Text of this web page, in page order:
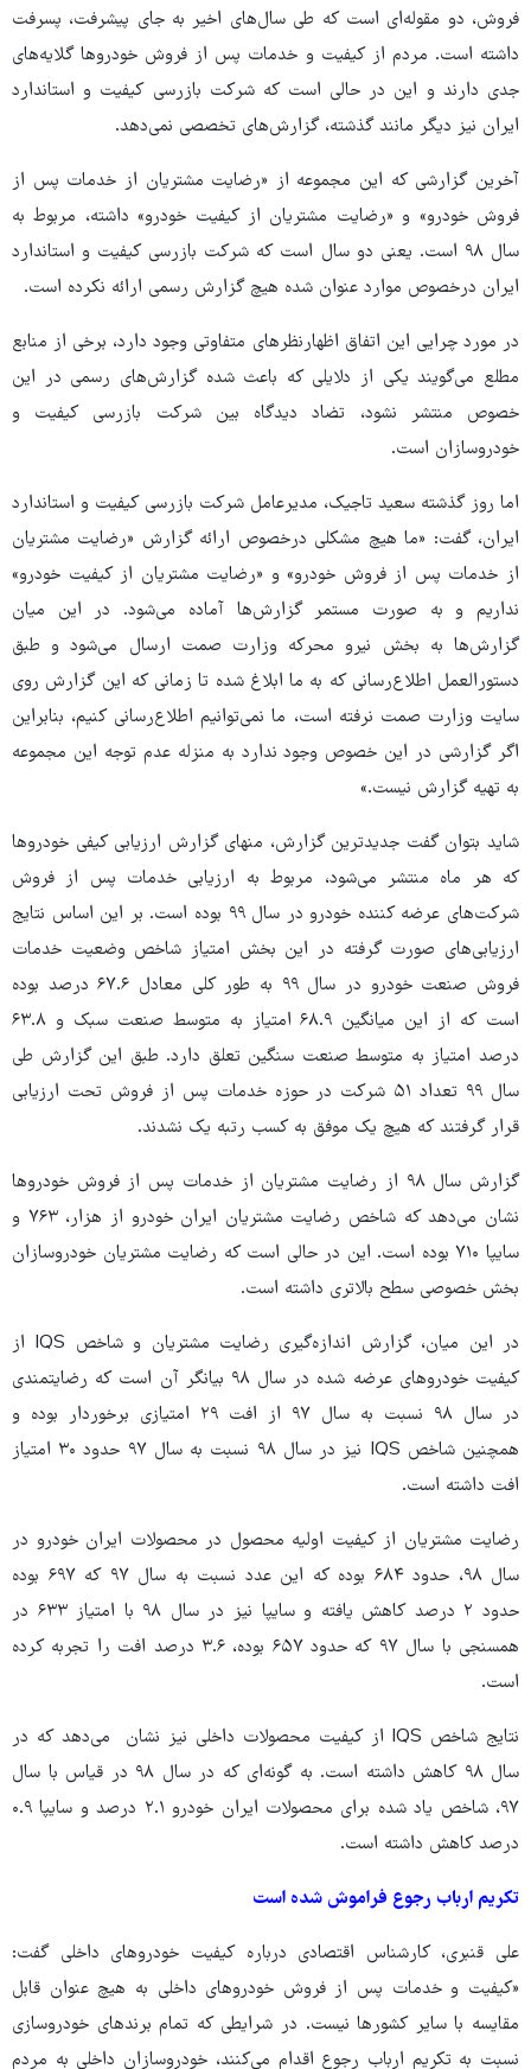
فروش، دو مقوله‌ای است که طی سال‌های اخیر به جای پیشرفت، پسرفت
داشته است. مردم از کیفیت و خدمات پس از فروش خودروها گلایه‌های
جدی دارند و این در حالی است که شرکت بازرسی کیفیت و استاندارد
ایران نیز دیگر مانند گذشته، گزارش‌های تخصصی نمی‌دهد.
آخرین گزارشی که این مجموعه از «رضایت مشتریان از خدمات پس از
فروش خودرو» و «رضایت مشتریان از کیفیت خودرو» داشته، مربوط به
سال ۹۸ است. یعنی دو سال است که شرکت بازرسی کیفیت و استاندارد
ایران درخصوص موارد عنوان شده هیچ گزارش رسمی ارائه نکرده است.
در مورد چرایی این اتفاق اظهارنظرهای متفاوتی وجود دارد، برخی از منابع
مطلع می‌گویند یکی از دلایلی که باعث شده گزارش‌های رسمی در این
خصوص منتشر نشود، تضاد دیدگاه بین شرکت بازرسی کیفیت و
خودروسازان است.
اما روز گذشته سعید تاجیک، مدیرعامل شرکت بازرسی کیفیت و استاندارد
ایران، گفت: «ما هیچ مشکلی درخصوص ارائه گزارش «رضایت مشتریان
از خدمات پس از فروش خودرو» و «رضایت مشتریان از کیفیت خودرو»
نداریم و به صورت مستمر گزارش‌ها آماده می‌شود. در این میان
گزارش‌ها به بخش نیرو محرکه وزارت صمت ارسال می‌شود و طبق
دستورالعمل اطلاع‌رسانی که به ما ابلاغ شده تا زمانی که این گزارش روی
سایت وزارت صمت نرفته است، ما نمی‌توانیم اطلاع‌رسانی کنیم، بنابراین
اگر گزارشی در این خصوص وجود ندارد به منزله عدم توجه این مجموعه
به تهیه گزارش نیست.»
شاید بتوان گفت جدیدترین گزارش، منهای گزارش ارزیابی کیفی خودروها
که هر ماه منتشر می‌شود، مربوط به ارزیابی خدمات پس از فروش
شرکت‌های عرضه کننده خودرو در سال ۹۹ بوده است. بر این اساس نتایج
ارزیابی‌های صورت گرفته در این بخش امتیاز شاخص وضعیت خدمات
فروش صنعت خودرو در سال ۹۹ به طور کلی معادل ۶۷.۶ درصد بوده
است که از این میانگین ۶۸.۹ امتیاز به متوسط صنعت سبک و ۶۳.۸
درصد امتیاز به متوسط صنعت سنگین تعلق دارد. طبق این گزارش طی
سال ۹۹ تعداد ۵۱ شرکت در حوزه خدمات پس از فروش تحت ارزیابی
قرار گرفتند که هیچ یک موفق به کسب رتبه یک نشدند.
گزارش سال ۹۸ از رضایت مشتریان از خدمات پس از فروش خودروها
نشان می‌دهد که شاخص رضایت مشتریان ایران خودرو از هزار، ۷۶۳ و
سایپا ۷۱۰ بوده است. این در حالی است که رضایت مشتریان خودروسازان
بخش خصوصی سطح بالاتری داشته است.
در این میان، گزارش اندازه‌گیری رضایت مشتریان و شاخص IQS از
کیفیت خودروهای عرضه شده در سال ۹۸ بیانگر آن است که رضایتمندی
در سال ۹۸ نسبت به سال ۹۷ از افت ۲۹ امتیازی برخوردار بوده و
همچنین شاخص IQS نیز در سال ۹۸ نسبت به سال ۹۷ حدود ۳۰ امتیاز
افت داشته است.
رضایت مشتریان از کیفیت اولیه محصول در محصولات ایران خودرو در
سال ۹۸، حدود ۶۸۴ بوده که این عدد نسبت به سال ۹۷ که ۶۹۷ بوده
حدود ۲ درصد کاهش یافته و سایپا نیز در سال ۹۸ با امتیاز ۶۳۳ در
همسنجی با سال ۹۷ که حدود ۶۵۷ بوده، ۳.۶ درصد افت را تجربه کرده
است.
نتایج شاخص IQS از کیفیت محصولات داخلی نیز نشان می‌دهد که در
سال ۹۸ کاهش داشته است. به گونه‌ای که در سال ۹۸ در قیاس با سال
۹۷، شاخص یاد شده برای محصولات ایران خودرو ۲.۱ درصد و سایپا ۰.۹
درصد کاهش داشته است.
تکریم ارباب رجوع فراموش شده است
علی قنبری، کارشناس اقتصادی درباره کیفیت خودروهای داخلی گفت:
«کیفیت و خدمات پس از فروش خودروهای داخلی به هیچ عنوان قابل
مقایسه با سایر کشورها نیست. در شرایطی که تمام برندهای خودروسازی
نسبت به تکریم ارباب رجوع اقدام می‌کنند، خودروسازان داخلی به مردم